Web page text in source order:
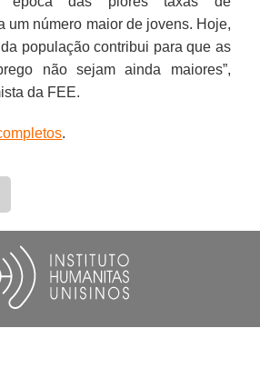
um número maior de jovens. Hoje,
população contribui para que as
não sejam ainda maiores”,
da FEE.
.